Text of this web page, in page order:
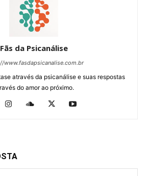
Fãs da Psicanálise
www.fasdapsicanalise.com.br
através da psicanálise e suas respostas
do amor ao próximo.